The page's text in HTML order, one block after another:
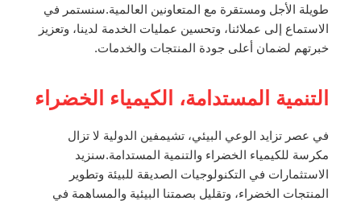
طويلة الأجل ومستقرة مع المتعاونين العالمية.سنستمر في
الاستماع إلى عملائنا، وتحسين عمليات الخدمة لدينا، وتعزيز
خبرتهم لضمان أعلى جودة المنتجات والخدمات.
التنمية المستدامة، الكيمياء الخضراء
في عصر تزايد الوعي البيئي، تشيمفين الدولية لا تزال
مكرسة للكيمياء الخضراء والتنمية المستدامة.سنزيد
الاستثمارات في التكنولوجيات الصديقة للبيئة وتطوير
المنتجات الخضراء، وتقليل بصمتنا البيئية والمساهمة في